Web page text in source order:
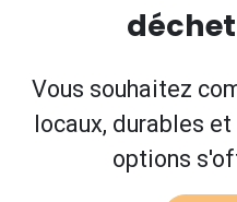
Vous souhaitez
locaux, durables
options